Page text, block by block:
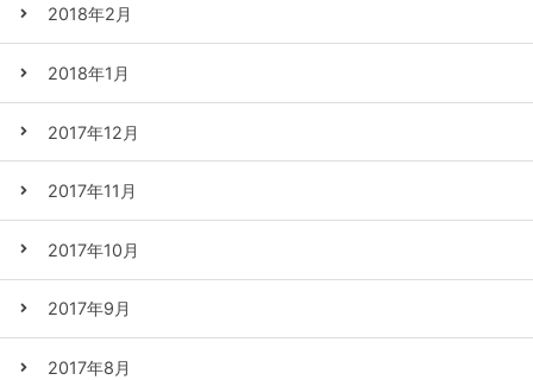
2018年2月
2018年1月
2017年12月
2017年11月
2017年10月
2017年9月
2017年8月